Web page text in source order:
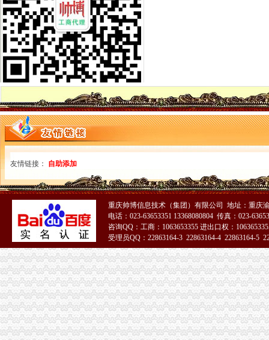
渝中区办执照
商贩在旺内加入福尔马林两年卖700余吨|闲谈天地-虹桥门户网论坛
要开汽车维修店在重庆哪可以办营业执照,开修车店要些什么证件？-
渝中区代办工商执照
武清区工商注册_武清区代理工商注册_武清区代办营业执照
郑州注册公司|郑州中原区工商注册代理|郑州高新区营业执照代办|郑州
渝中区代办执照
渝中区市政消火栓水监测系统建设项目招标公告_工程招标_文章_重
大坪财务/审计/统计招聘网_重庆市渝中区财务/审计/统计人才网_大坪找
渝中区代办营业执照
【北京分类信息】北京免费发布信息网-北京58同城
节后想自己创业的老板您是不是在找重庆渝北营业执照代办_重庆渝北
无标题
重庆试点＂先照后证＂工商登记实行＂宽进严管＂_中国经济网——国
渝中区工商代办
渝中区执照代办,渝中区工商代办可靠,浩业可靠的代办公司-优变商
工商代办__重庆亿源财税咨询有限公司-必途企业库
渝中区公司注册
重庆渝中公司注册和代理记账那家好？-商务服务-六安新闻网
渝中区代办公司
重庆代办验资_重庆代办验资价格_重庆代办验资批发_第1页_无忧交易
协信公馆小区租房,一室两厅,渝中区协信公馆家具家电全齐拎包入
工商动态
铜梁局五个到位贯彻落实市渝中区公司注册第三次代会精
彭水局渝中区开公司采取三项措施积应对突发事件
友情链接： 自助添加
重庆帅博信息技术（集团）有限公司 地址：重庆
电话：023-63653351 13368080804 传真：023-
咨询QQ：工商：1063653355 进出口权：
受理员QQ：22863164-3 22863164-4 22863164-5